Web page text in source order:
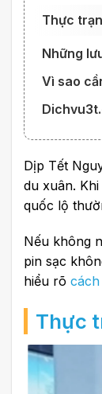
Thực
Những
Vì sao
Dịp Tết
du xuân.
quốc lộ
Nếu không
pin sạc
hiểu rõ
Thực